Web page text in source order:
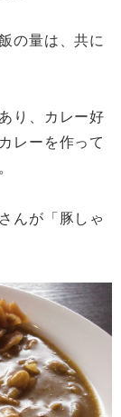
の量は、共に
り、カレー好
レーを作って
んが「豚しゃ